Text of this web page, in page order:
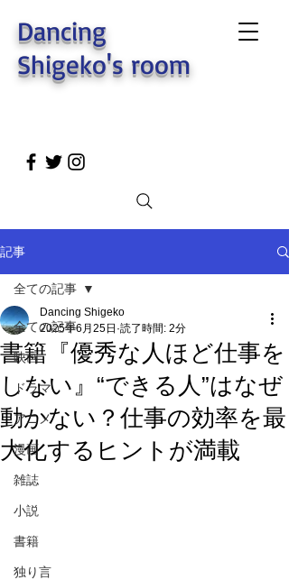
Dancing
Shigeko's room
記事
全ての記事
映画
ドラマ
アニメ
漫画
雑誌
小説
書籍
独り言
全ての記事
書籍『優秀な人ほど仕事を
しない』“できる人”はなぜ
動かない？仕事の効率を最
大化するヒントが満載
Dancing Shigeko
2025年6月25日 読了時間: 2分